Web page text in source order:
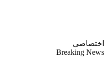
اختصاصی
Breaking News